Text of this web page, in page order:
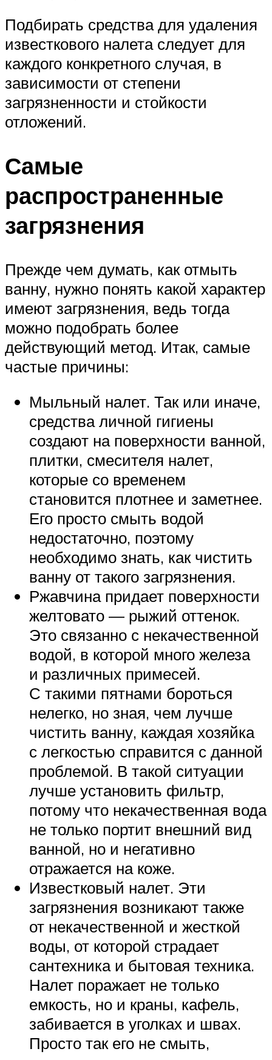
Подбирать средства для удаления
известкового налета следует для
каждого конкретного случая, в
зависимости от степени
загрязненности и стойкости
отложений.
Самые
распространенные
загрязнения
Прежде чем думать, как отмыть
ванну, нужно понять какой характер
имеют загрязнения, ведь тогда
можно подобрать более
действующий метод. Итак, самые
частые причины:
Мыльный налет. Так или иначе,
средства личной гигиены
создают на поверхности ванной,
плитки, смесителя налет,
которые со временем
становится плотнее и заметнее.
Его просто смыть водой
недостаточно, поэтому
необходимо знать, как чистить
ванну от такого загрязнения.
Ржавчина придает поверхности
желтовато — рыжий оттенок.
Это связанно с некачественной
водой, в которой много железа
и различных примесей.
С такими пятнами бороться
нелегко, но зная, чем лучше
чистить ванну, каждая хозяйка
с легкостью справится с данной
проблемой. В такой ситуации
лучше установить фильтр,
потому что некачественная вода
не только портит внешний вид
ванной, но и негативно
отражается на коже.
Известковый налет. Эти
загрязнения возникают также
от некачественной и жесткой
воды, от которой страдает
сантехника и бытовая техника.
Налет поражает не только
емкость, но и краны, кафель,
забивается в уголках и швах.
Просто так его не смыть,